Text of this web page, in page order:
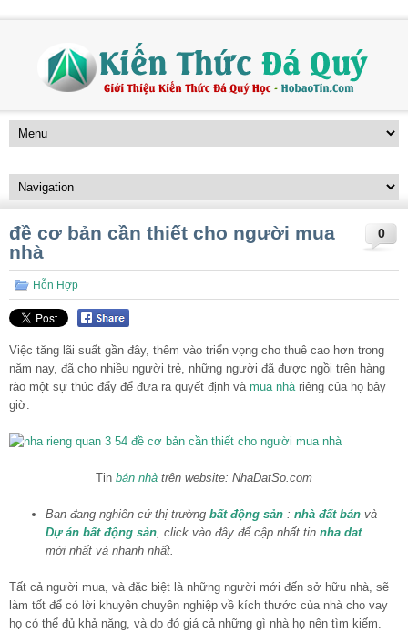
0
đề cơ bản cần thiết cho người mua
nhà
Hỗn Hợp
Việc tăng lãi suất gần đây, thêm vào triển vọng cho thuê cao hơn trong
năm nay, đã cho nhiều người trẻ, những người đã được ngồi trên hàng
rào một sự thúc đẩy để đưa ra quyết định và mua nhà riêng của họ bây
giờ.
Tin bán nhà trên website: NhaDatSo.com
Ban đang nghiên cứ thị trường bất động sản : nhà đất bán và
Dự án bất động sản , click vào đây để cập nhất tin nha dat
mới nhất và nhanh nhất.
Tất cả người mua, và đặc biệt là những người mới đến sở hữu nhà, sẽ
làm tốt để có lời khuyên chuyên nghiệp về kích thước của nhà cho vay
họ có thể đủ khả năng, và do đó giá cả những gì nhà họ nên tìm kiếm.